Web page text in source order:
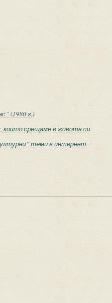
(1980 г.)
които срещаме в живота си
теми в интернет –